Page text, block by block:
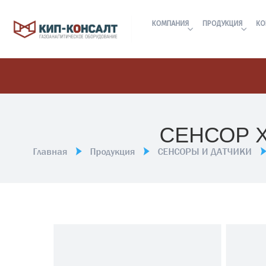
КОМПАНИЯ ПРОДУКЦИЯ
СЕНСОР
Главная Продукция СЕНСОРЫ И ДАТЧИКИ